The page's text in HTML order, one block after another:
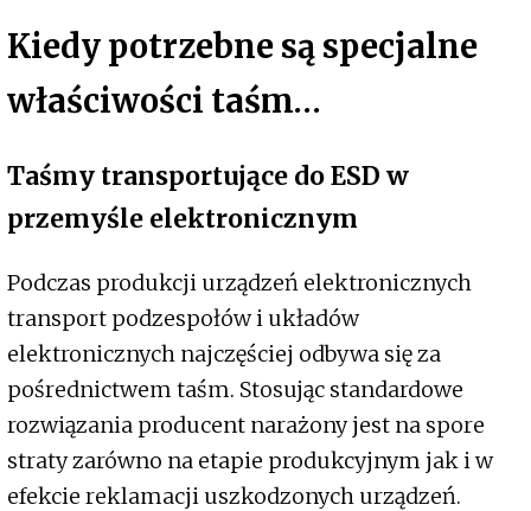
Kiedy potrzebne są specjalne
właściwości taśm…
Taśmy transportujące do ESD w
przemyśle elektronicznym
Podczas produkcji urządzeń elektronicznych
transport podzespołów i układów
elektronicznych najczęściej odbywa się za
pośrednictwem taśm. Stosując standardowe
rozwiązania producent narażony jest na spore
straty zarówno na etapie produkcyjnym jak i w
efekcie reklamacji uszkodzonych urządzeń.